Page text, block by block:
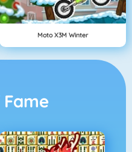
Moto X3M Winter
Fame